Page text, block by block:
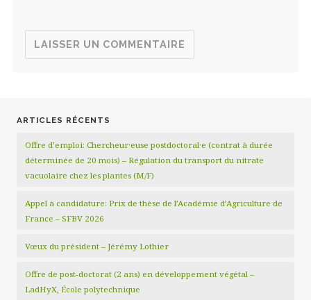
ARTICLES RÉCENTS
Offre d’emploi: Chercheur·euse postdoctoral·e (contrat à durée
déterminée de 20 mois) – Régulation du transport du nitrate
vacuolaire chez les plantes (M/F)
Appel à candidature: Prix de thèse de l’Académie d’Agriculture de
France – SFBV 2026
Vœux du président – Jérémy Lothier
Offre de post-doctorat (2 ans) en développement végétal –
LadHyX, École polytechnique